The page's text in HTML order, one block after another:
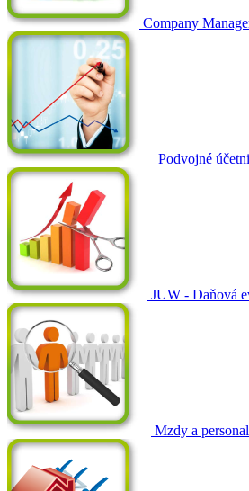
Company
Podvojné
JUW - Daňová
Mzdy a